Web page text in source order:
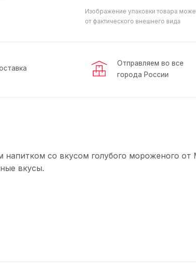
Изображение упаковки товара
от фактического внешнего вида
Отправляем во все
города России
со вкусом голубого мороженого от
вкусы.